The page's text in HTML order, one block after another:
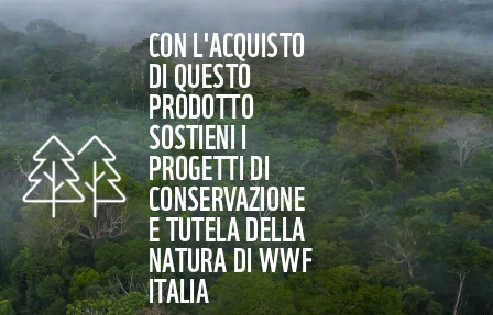
CON L'ACQUISTO
DI QUESTO
PRODOTTO
SOSTIENI I
PROGETTI DI
CONSERVAZIONE
E TUTELA DELLA
NATURA DI WWF
ITALIA